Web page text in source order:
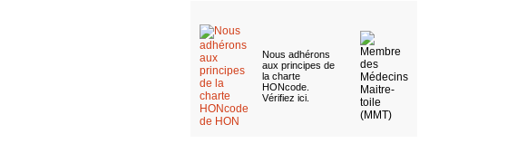
Nous adhérons
aux principes de
la charte
HONcode
Vérifiez ici